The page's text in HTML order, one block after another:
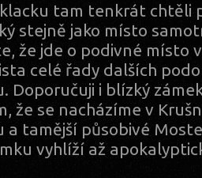
klacku tam tenkrát chtěli
stejně jako místo
že jde o podivné místo
celé řady dalších
Doporučuji i blízký
že se nacházíme v
a tamější působivé
vyhlíží až